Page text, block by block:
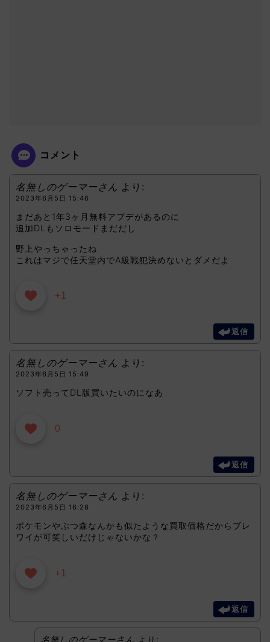
コメント
名無しのゲーマーさん より:
2023年6月5日 15:46
まだあと1年3ヶ月無料アプデがあるのに
追加DLもソロモードまだだし
野上やっちゃったね
これはマジで任天堂内でA級戦犯決めないとダメだよ
+1
返信
名無しのゲーマーさん より:
2023年6月5日 15:49
ソフト売ってDL版買いたいのになあ
0
返信
名無しのゲーマーさん より:
2023年6月5日 16:28
ポケモンやぶつ森なんかも似たような買取価格だからブレ
ワイが可笑しいだけじゃないかな？
+1
返信
名無しのゲーマーさん より: